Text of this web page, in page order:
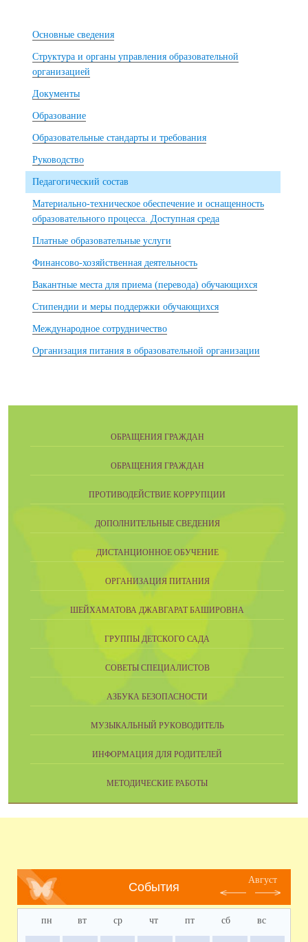
Основные сведения
Структура и органы управления образовательной
организацией
Документы
Образование
Образовательные стандарты и требования
Руководство
Педагогический состав
Материально-техническое обеспечение и оснащенность
образовательного процесса. Доступная среда
Платные образовательные услуги
Финансово-хозяйственная деятельность
Вакантные места для приема (перевода) обучающихся
Стипендии и меры поддержки обучающихся
Международное сотрудничество
Организация питания в образовательной организации
ОБРАЩЕНИЯ ГРАЖДАН
ОБРАЩЕНИЯ ГРАЖДАН
ПРОТИВОДЕЙСТВИЕ КОРРУПЦИИ
ДОПОЛНИТЕЛЬНЫЕ СВЕДЕНИЯ
ДИСТАНЦИОННОЕ ОБУЧЕНИЕ
ОРГАНИЗАЦИЯ ПИТАНИЯ
ШЕЙХАМАТОВА ДЖАВГАРАТ БАШИРОВНА
ГРУППЫ ДЕТСКОГО САДА
СОВЕТЫ СПЕЦИАЛИСТОВ
АЗБУКА БЕЗОПАСНОСТИ
МУЗЫКАЛЬНЫЙ РУКОВОДИТЕЛЬ
ИНФОРМАЦИЯ ДЛЯ РОДИТЕЛЕЙ
МЕТОДИЧЕСКИЕ РАБОТЫ
События
Август
пн вт ср чт пт сб вс